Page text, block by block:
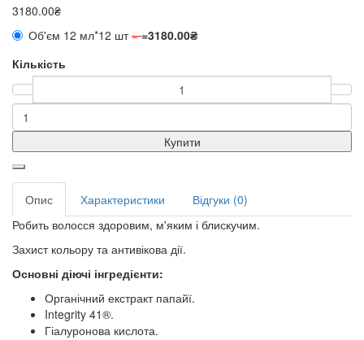
3180.00₴
Об'єм 12 мл*12 шт==3180.00₴
Кількість
Купити
Опис Характеристики
Відгуки (0)
Робить волосся здоровим, м'яким і блискучим.
Захист кольору та антивікова дії.
Основні діючі інгредієнти:
Органічний екстракт папайї.
Integrity 41®.
Гіалуронова кислота.